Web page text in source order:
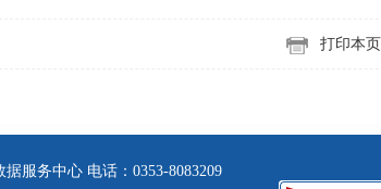
打印本页
服务中心 电话：0353-8083209